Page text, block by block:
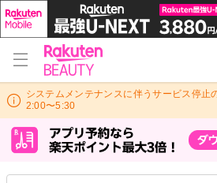
システムメンテナンスに伴うサービス停止
2:00〜5:30